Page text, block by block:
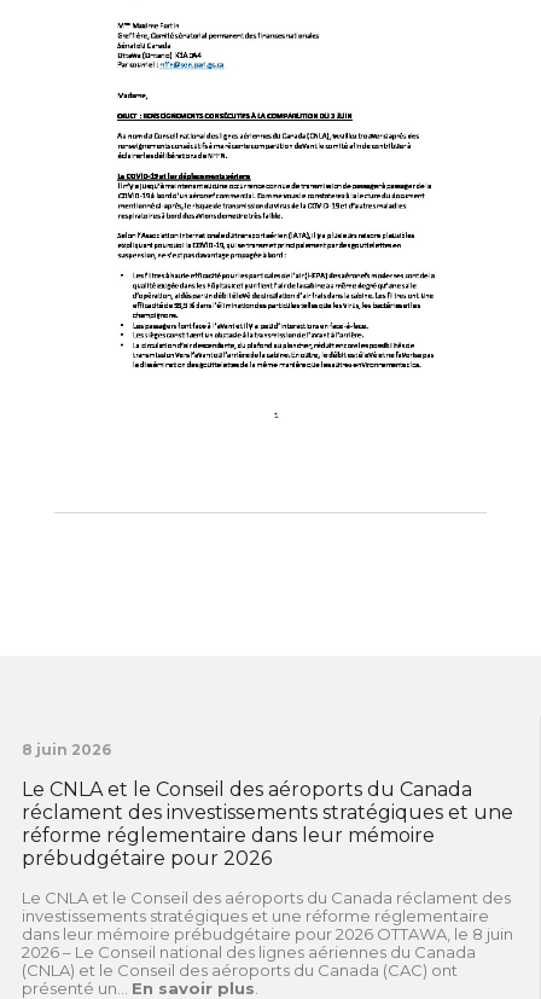
8 juin 2026
Le CNLA et le Conseil des aéroports du Canada
réclament des investissements stratégiques et une
réforme réglementaire dans leur mémoire
prébudgétaire pour 2026
Le CNLA et le Conseil des aéroports du Canada réclament des
investissements stratégiques et une réforme réglementaire
dans leur mémoire prébudgétaire pour 2026 OTTAWA, le 8 juin
2026 – Le Conseil national des lignes aériennes du Canada
(CNLA) et le Conseil des aéroports du Canada (CAC) ont
présenté un... En savoir plus